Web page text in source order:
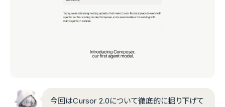
今回はCursor 2.0について徹底的に掘り下げて